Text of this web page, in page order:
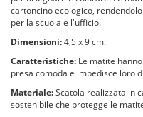
cartoncino ecologico,
per la scuola e l'ufficio.
Dimensioni:4,5 x 9 cm.
Caratteristiche: Le matite
presa comoda e impedisce loro
Materiale:Scatola realizzata in
sostenibile che protegge le